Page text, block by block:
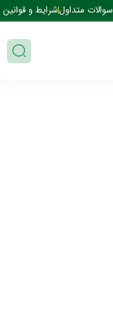
سوالات متداولشرایط و قوانین